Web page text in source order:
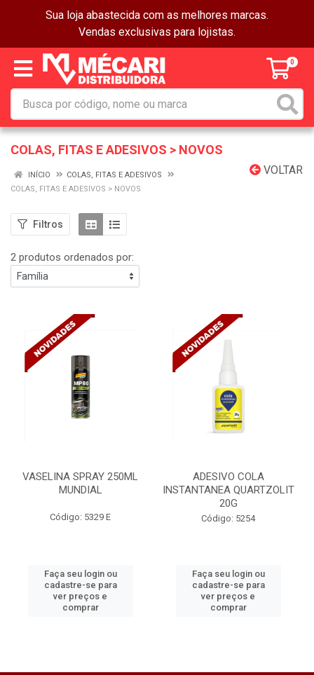
Sua loja abastecida com as melhores marcas.
Vendas exclusivas para lojistas.
0
COLAS, FITAS E ADESIVOS > NOVOS
VOLTAR
INÍCIO
COLAS, FITAS E ADESIVOS
COLAS, FITAS E ADESIVOS > NOVOS
Filtros
2 produtos ordenados por:
VASELINA SPRAY 250ML
MUNDIAL
Código: 5329 E
Faça seu login ou
cadastre-se para
ver preços e
comprar
ADESIVO COLA
INSTANTANEA QUARTZOLIT
20G
Código: 5254
Faça seu login ou
cadastre-se para
ver preços e
comprar